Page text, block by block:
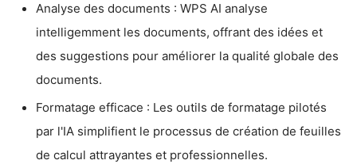
Analyse des documents : WPS AI analyse
intelligemment les documents, offrant des idées et
des suggestions pour améliorer la qualité globale des
documents.
Formatage efficace : Les outils de formatage pilotés
par l'IA simplifient le processus de création de feuilles
de calcul attrayantes et professionnelles.